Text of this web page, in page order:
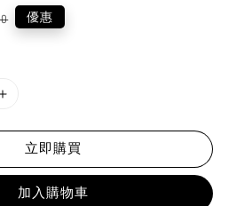
優惠
立即購買
加入購物車